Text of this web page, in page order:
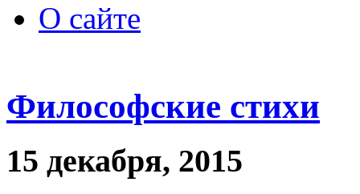
О сайте
Философские стихи
15 декабря, 2015